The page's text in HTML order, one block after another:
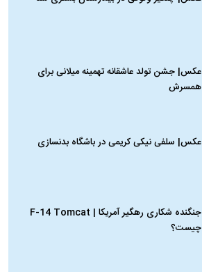
عکس| جشن تولد عاشقانه تهمینه میلانی برای
همسرش
عکس| سلفی نیکی کریمی در باشگاه بدنسازی
جنگنده شکاری رهگیر آمریکا | F-14 Tomcat
چیست؟